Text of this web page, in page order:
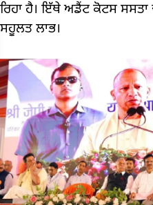
ਰਿਹਾ ਹੈ। ਇੱਥੇ ਅਡੈਂਟ ਕੋਟਸ
ਸਹੂਲਤ ਲਾਭ।